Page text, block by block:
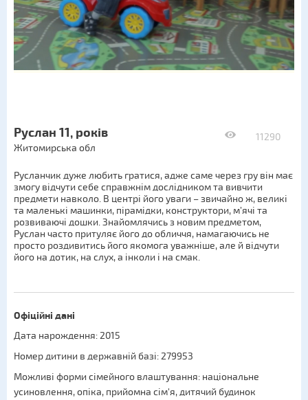
11290
Руслан 11, років
Житомирська обл
Русланчик дуже любить гратися, адже саме через гру він має
змогу відчути себе справжнім дослідником та вивчити
предмети навколо. В центрі його уваги – звичайно ж, великі
та маленькі машинки, пірамідки, конструктори, м’ячі та
розвиваючі дошки. Знайомлячись з новим предметом,
Руслан часто притуляє його до обличчя, намагаючись не
просто роздивитись його якомога уважніше, але й відчути
його на дотик, на слух, а інколи і на смак.
Офіційні дані
Дата нарождення: 2015
Номер дитини в державній базі: 279953
Можливі форми сімейного влаштування: національне
усиновлення,опіка, прийомна сім'я,дитячий будинок